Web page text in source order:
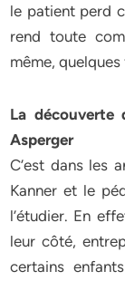
le patient perd
rend toute
même,
La découverte
Asperger
C’est dans les
Kanner et le
l’étudier. En
leur côté,
certains